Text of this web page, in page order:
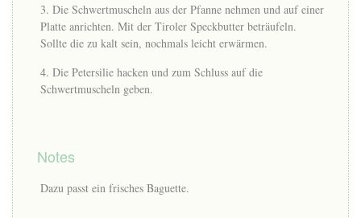
Die Schwertmuscheln aus der Pfanne nehmen und auf einer
Platte anrichten. Mit der Tiroler Speckbutter beträufeln.
Sollte die zu kalt sein, nochmals leicht erwärmen.
Die Petersilie hacken und zum Schluss auf die
Schwertmuscheln geben.
Notes
Dazu passt ein frisches Baguette.